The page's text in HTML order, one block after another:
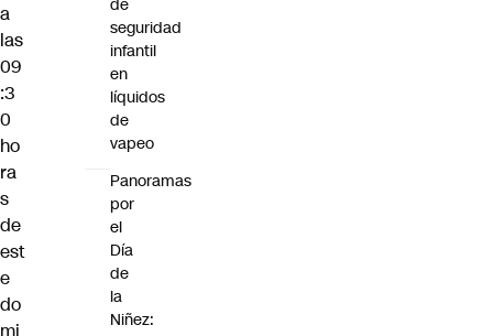
a
las
09
:3
0
ho
ra
s
de
est
e
do
de
seguridad
infantil
en
líquidos
de
vapeo
Panoramas
por
el
Día
de
la
Niñez: